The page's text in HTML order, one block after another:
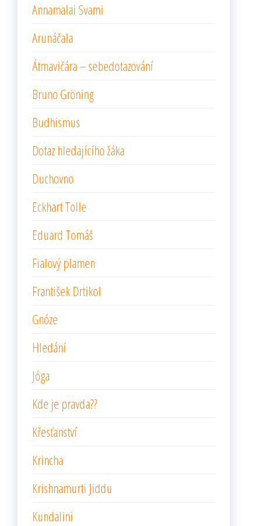
Annamalai Svami
Arunáčala
Átmavičára – sebedotazování
Bruno Gröning
Budhismus
Dotaz hledajícího žáka
Duchovno
Eckhart Tolle
Eduard Tomáš
Fialový plamen
František Drtikol
Gnóze
Hledání
Jóga
Kde je pravda??
Křesťanství
Krincha
Krishnamurti Jiddu
Kundalini